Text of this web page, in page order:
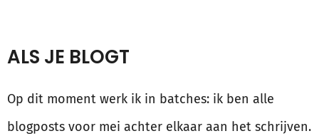
ALS JE BLOGT
Op dit moment werk ik in batches: ik ben alle
blogposts voor mei achter elkaar aan het schrijven.